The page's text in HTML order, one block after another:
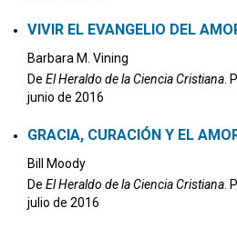
VIVIR EL EVANGELIO DEL
Barbara M. Vining
De El Heraldo de la Ciencia Cristiana .
junio de 2016
GRACIA, CURACIÓN Y EL
Bill Moody
De El Heraldo de la Ciencia Cristiana .
julio de 2016